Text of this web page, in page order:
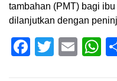
tambahan (PMT) bagi
dilanjutkan dengan
Facebook
Twitter